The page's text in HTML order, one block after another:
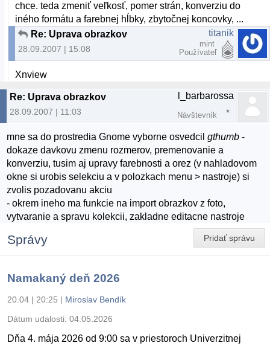
chce. teda zmeniť veľkosť, pomer strán, konverziu do
iného formátu a farebnej hĺbky, zbytočnej koncovky, ...
Re: Uprava obrazkov
28.09.2007 | 15:08
titanik
mint
Používateľ
Xnview
Re: Uprava obrazkov
28.09.2007 | 11:03
l_barbarossa
Návštevník
mne sa do prostredia Gnome vyborne osvedcilgthumb -
dokaze davkovu zmenu rozmerov, premenovanie a
konverziu, tusim aj upravy farebnosti a orez (v nahladovom
okne si urobis selekciu a v polozkach menu > nastroje) si
zvolis pozadovanu akciu
- okrem ineho ma funkcie na import obrazkov z foto,
vytvaranie a spravu kolekcii, zakladne editacne nastroje
Pridať správu
Správy
Namakaný deň 2026
20.04 | 20:25 | Miroslav Bendík
Dátum udalosti: 04.05.2026
Dňa 4. mája 2026 od 9:00 sa v priestoroch Univerzitnej